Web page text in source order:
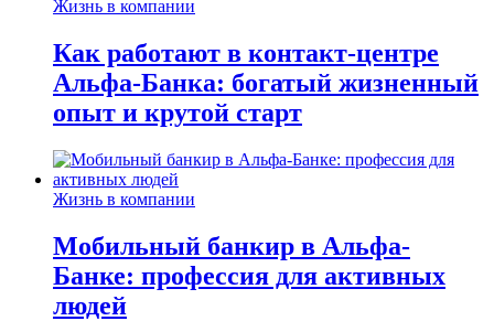
Жизнь в компании
Как работают в контакт-центре
Альфа-Банка: богатый жизненный
опыт и крутой старт
Жизнь в компании
Мобильный банкир в Альфа-
Банке: профессия для активных
людей